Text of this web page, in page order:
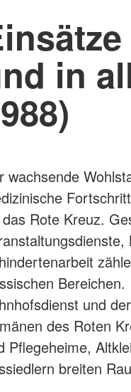
in
wachsende
Rote Kreuz.
und
des Roten
Pflegeheime,
breiten